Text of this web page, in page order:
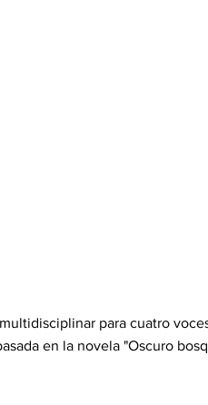
para cuatro
en la novela "Oscuro